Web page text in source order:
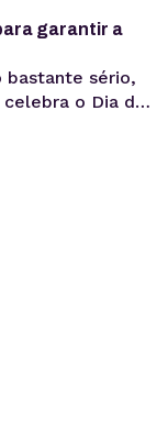
garantir a
bastante sério,
o Dia da
e responsável